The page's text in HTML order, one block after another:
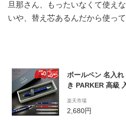
旦那さん、もったいなくて使え
いや、替え芯あるんだから使っ
ボールペン 名入
き PARKER 高級
い プレゼント 1本
【あす楽】【名入
楽天市場
2,680円